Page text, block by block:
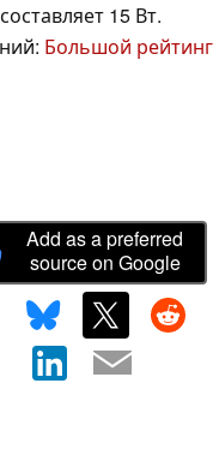
15 Вт.
Большой рейтинг
Add as a preferred
source on Google